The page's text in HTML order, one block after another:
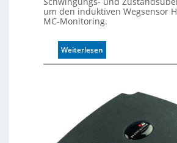
2
0
u
4
um den induktiven Wegsensor
MC-Monitoring.
Weiterlesen
I
k